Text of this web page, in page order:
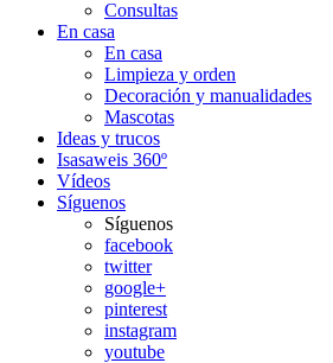
Consultas
En casa
En casa
Limpieza y orden
Decoración y manualidades
Mascotas
Ideas y trucos
Isasaweis 360º
Vídeos
Síguenos
Síguenos
facebook
twitter
google+
pinterest
instagram
youtube